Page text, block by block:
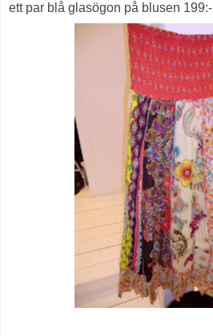
ett par blå glasögon på blusen 199:-